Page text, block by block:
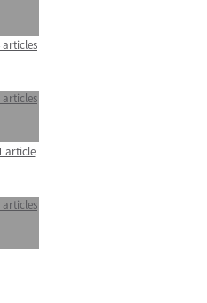
articles
articles
article
articles